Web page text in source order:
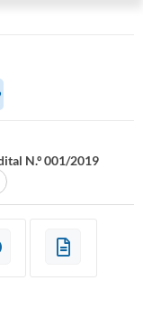
N.º 001/2019